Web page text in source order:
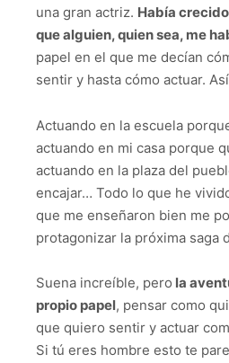
una gran actriz. Había
que alguien, quien sea, me
papel en el que me decían
sentir y hasta cómo actuar.
Actuando en la escuela
actuando en mi casa porque
actuando en la plaza del
encajar… Todo lo que he
que me enseñaron bien me
protagonizar la próxima saga
Suena increíble, pero la
propio papel, pensar como
que quiero sentir y actuar
Si tú eres hombre esto te